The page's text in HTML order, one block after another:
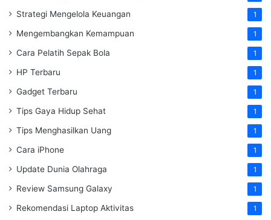
Strategi Mengelola Keuangan 1
Mengembangkan Kemampuan 1
Cara Pelatih Sepak Bola 1
HP Terbaru 1
Gadget Terbaru 1
Tips Gaya Hidup Sehat 1
Tips Menghasilkan Uang 1
Cara iPhone 1
Update Dunia Olahraga 1
Review Samsung Galaxy 1
Rekomendasi Laptop Aktivitas 1